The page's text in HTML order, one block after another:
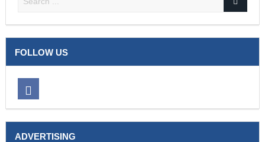
FOLLOW US
ADVERTISING